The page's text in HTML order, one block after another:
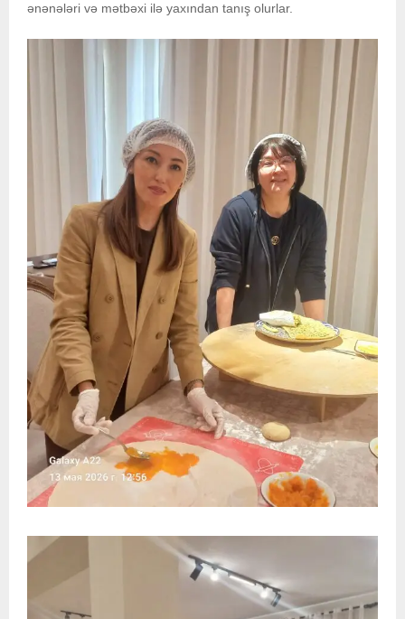
ənənələri və mətbəxi ilə yaxından tanış olurlar.